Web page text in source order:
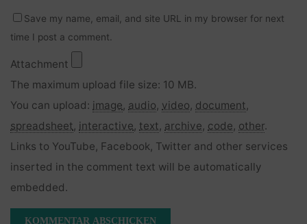
Save my name, email, and site URL in my browser for next
time I post a comment.
Attachment
The maximum upload file size: 10 MB.
You can upload: image, audio, video, document,
spreadsheet, interactive, text, archive, code, other.
Links to YouTube, Facebook, Twitter and other services
inserted in the comment text will be automatically
embedded.